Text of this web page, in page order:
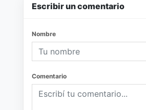
Escribir un comentario
Nombre
Comentario